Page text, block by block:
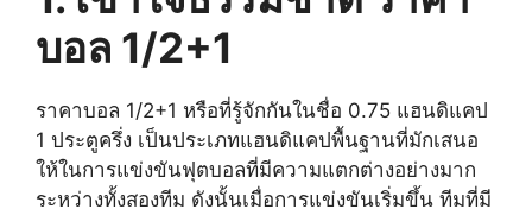
บอล 1/2+1
ราคาบอล 1/2+1 หรือที่รู้จักกันในชื่อ 0.75 แฮนดิแคป
1 ประตูครึ่ง เป็นประเภทแฮนดิแคปพื้นฐานที่มักเสนอ
ให้ในการแข่งขันฟุตบอลที่มีความแตกต่างอย่างมาก
ระหว่างทั้งสองทีม ดังนั้นเมื่อการแข่งขันเริ่มขึ้น ทีมที่มี